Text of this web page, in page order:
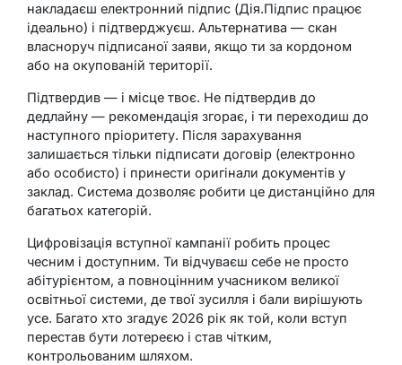
накладаєш електронний підпис (Дія.Підпис працює
ідеально) і підтверджуєш. Альтернатива — скан
власноруч підписаної заяви, якщо ти за кордоном
або на окупованій території.
Підтвердив — і місце твоє. Не підтвердив до
дедлайну — рекомендація згорає, і ти переходиш до
наступного пріоритету. Після зарахування
залишається тільки підписати договір (електронно
або особисто) і принести оригінали документів у
заклад. Система дозволяє робити це дистанційно для
багатьох категорій.
Цифровізація вступної кампанії робить процес
чесним і доступним. Ти відчуваєш себе не просто
абітурієнтом, а повноцінним учасником великої
освітньої системи, де твої зусилля і бали вирішують
усе. Багато хто згадує 2026 рік як той, коли вступ
перестав бути лотереєю і став чітким,
контрольованим шляхом.